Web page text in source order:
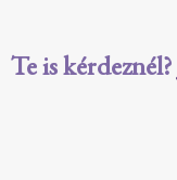
Te is kérdeznél?